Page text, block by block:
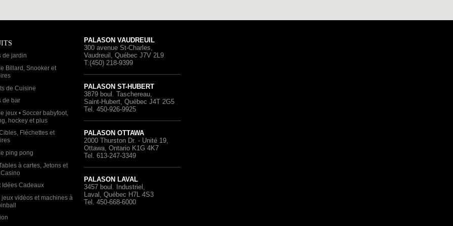
de jardin
Billard, Snooker et
de Cuisine
de bar
jeux • Soccer babyfoot,
hockey et plus
Fléchettes et
ping pong
à cartes, Jetons et
Idées Cadeaux
jeux vidéos et machines à
PALASON VAUDREUIL
300 avenue St-Charles
Vaudreuil, Québec J7V 2L9
T:(450) 218-9399
PALASON ST-HUBERT
3879 boul. Taschereau
Saint-Hubert, Québec J4T 2G5
Tel. 450-926-9925
PALASON OTTAWA
2000 Thurston Dr. - Unité 19
Ottawa, Ontario K1G 4K7
Tel. 613-247-3349
PALASON LAVAL
3457 boul. Industriel
Laval, Québec H7L 4S3
Tel. 450-668-6000